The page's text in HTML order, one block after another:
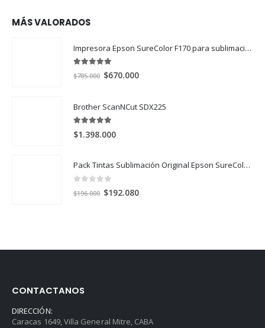
MÁS VALORADOS
Impresora Epson SureColor F170 para sublimación
out of 5
$785.000 El
era:
$785.000.
$670.000El
es:
Brother ScanNCut SDX225
5.00
$1.398.000
Pack Tintas Sublimación Original Epson SureColor F170 y F570 X 4 Colores
out of 5
$196.000 El
$192.080El
CONTACTANOS
DIRECCIÓN:
Caracas 1649, Villa General Mitre, CABA